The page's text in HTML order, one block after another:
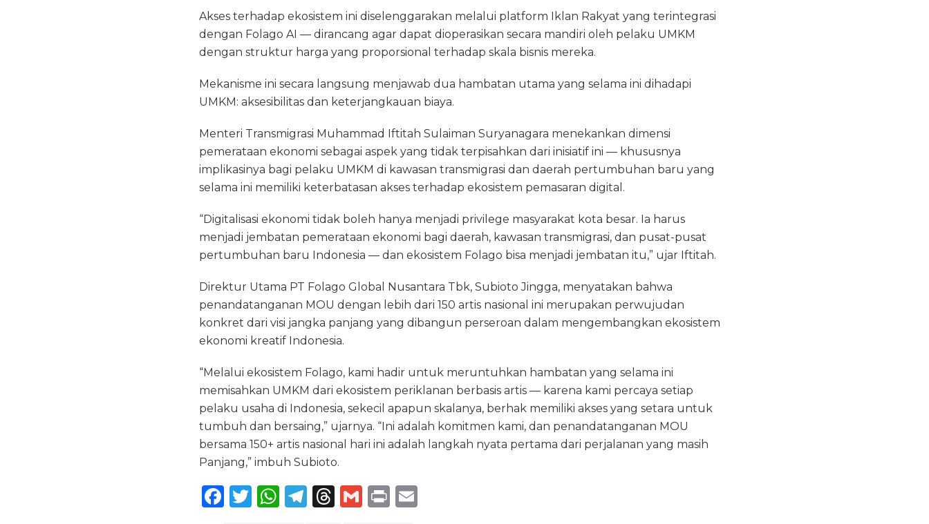
Akses terhadap ekosistem ini diselenggarakan melalui platform Iklan Rakyat yang terintegrasi
dengan Folago AI — dirancang agar dapat dioperasikan secara mandiri oleh pelaku UMKM
dengan struktur harga yang proporsional terhadap skala bisnis mereka.
Mekanisme ini secara langsung menjawab dua hambatan utama yang selama ini dihadapi
UMKM: aksesibilitas dan keterjangkauan biaya.
Menteri Transmigrasi Muhammad Iftitah Sulaiman Suryanagara menekankan dimensi
pemerataan ekonomi sebagai aspek yang tidak terpisahkan dari inisiatif ini — khususnya
implikasinya bagi pelaku UMKM di kawasan transmigrasi dan daerah pertumbuhan baru yang
selama ini memiliki keterbatasan akses terhadap ekosistem pemasaran digital.
“Digitalisasi ekonomi tidak boleh hanya menjadi privilege masyarakat kota besar. Ia harus
menjadi jembatan pemerataan ekonomi bagi daerah, kawasan transmigrasi, dan pusat-pusat
pertumbuhan baru Indonesia — dan ekosistem Folago bisa menjadi jembatan itu,” ujar Iftitah.
Direktur Utama PT Folago Global Nusantara Tbk, Subioto Jingga, menyatakan bahwa
penandatanganan MOU dengan lebih dari 150 artis nasional ini merupakan perwujudan
konkret dari visi jangka panjang yang dibangun perseroan dalam mengembangkan ekosistem
ekonomi kreatif Indonesia.
“Melalui ekosistem Folago, kami hadir untuk meruntuhkan hambatan yang selama ini
memisahkan UMKM dari ekosistem periklanan berbasis artis — karena kami percaya setiap
pelaku usaha di Indonesia, sekecil apapun skalanya, berhak memiliki akses yang setara untuk
tumbuh dan bersaing,” ujarnya. “Ini adalah komitmen kami, dan penandatanganan MOU
bersama 150+ artis nasional hari ini adalah langkah nyata pertama dari perjalanan yang masih
Panjang,” imbuh Subioto.
F
T
W T
T
G P